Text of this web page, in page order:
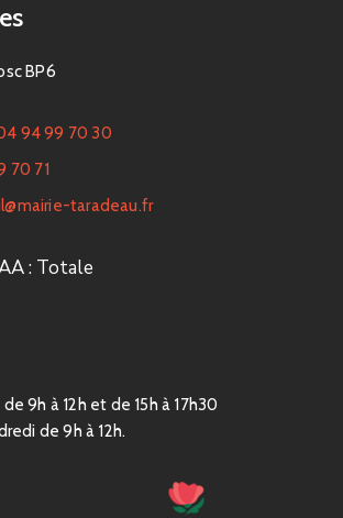
BP6
94 99 70 30
70 71
taradeau.fr
: Totale
9h à 12h et de 15h à 17h30
de 9h à 12h.